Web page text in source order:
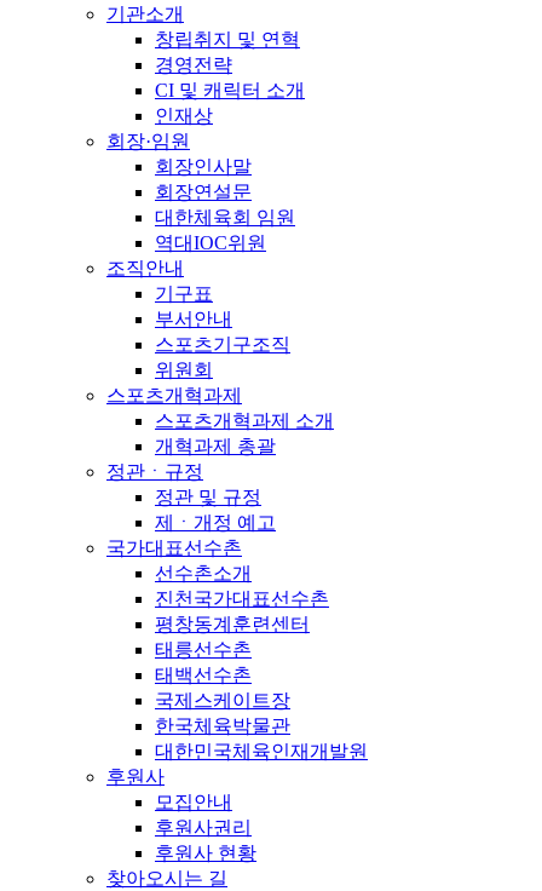
기관소개
창립취지 및 연혁
경영전략
CI 및 캐릭터 소개
인재상
회장·임원
회장인사말
회장연설문
대한체육회 임원
역대IOC위원
조직안내
기구표
부서안내
스포츠기구조직
위원회
스포츠개혁과제
스포츠개혁과제 소개
개혁과제 총괄
정관ㆍ규정
정관 및 규정
제ㆍ개정 예고
국가대표선수촌
선수촌소개
진천국가대표선수촌
평창동계훈련센터
태릉선수촌
태백선수촌
국제스케이트장
한국체육박물관
대한민국체육인재개발원
후원사
모집안내
후원사권리
후원사 현황
찾아오시는 길